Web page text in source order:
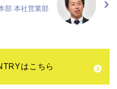
部 本社営業部
はこちら